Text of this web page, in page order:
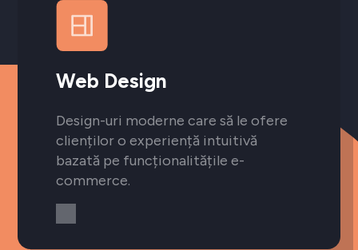
Web Design
Design-uri moderne care să le ofere
clienților o experiență intuitivă
bazată pe funcționalitățile e-
commerce.